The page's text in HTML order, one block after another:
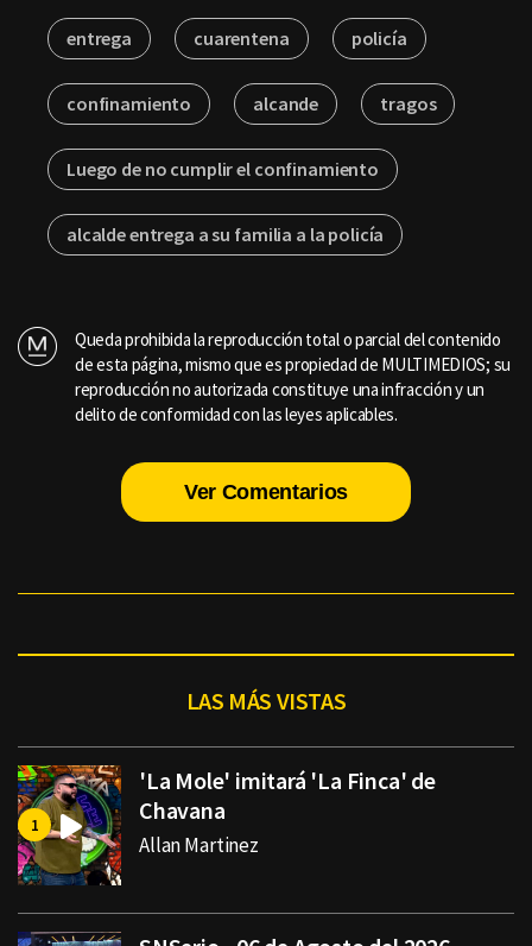
entrega cuarentena policía
confinamiento alcande tragos
Luego de no cumplir el confinamiento
alcalde entrega a su familia a la policía
Queda prohibida la reproducción total o parcial del contenido
de esta página, mismo que es propiedad de MULTIMEDIOS; su
reproducción no autorizada constituye una infracción y un
delito de conformidad con las leyes aplicables.
Ver Comentarios
LAS MÁS VISTAS
'La Mole' imitará 'La Finca' de
Chavana
Allan Martinez